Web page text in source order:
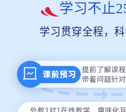
学习不止
学习贯穿全程，